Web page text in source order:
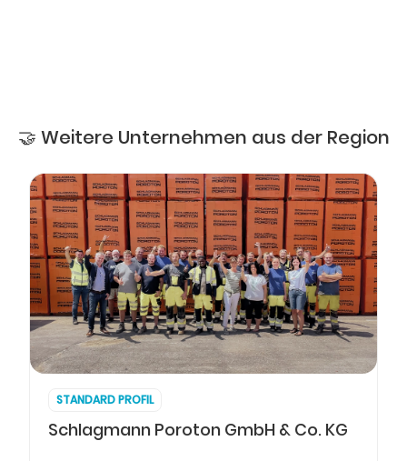
🤝 Weitere Unternehmen aus der Region
STANDARD PROFIL
Schlagmann Poroton GmbH & Co. KG